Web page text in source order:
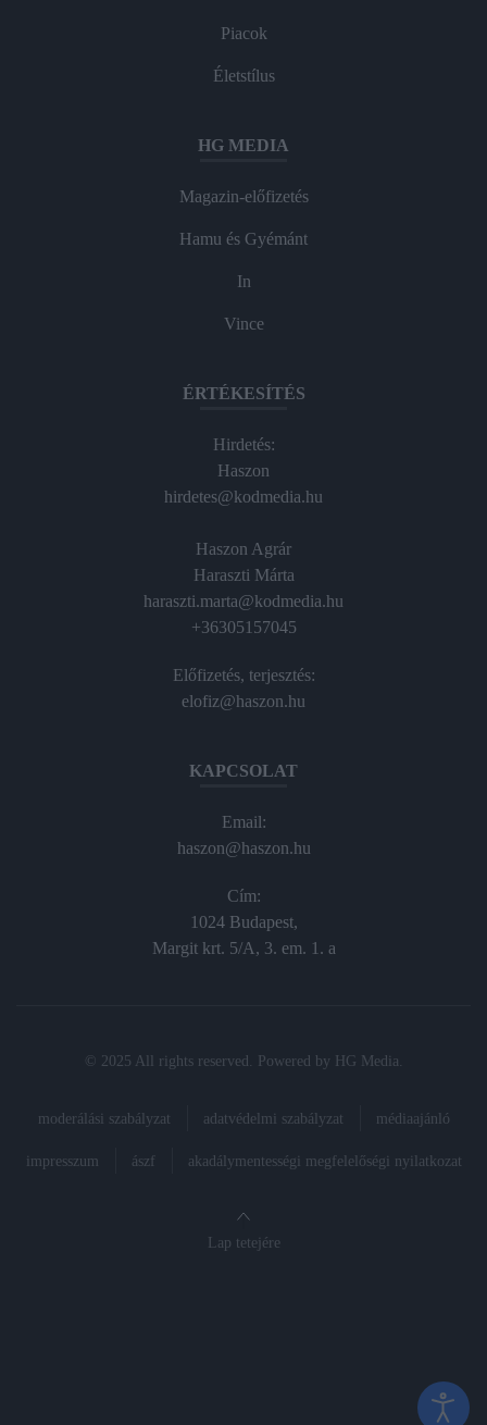
Piacok
Életstílus
HG MEDIA
Magazin-előfizetés
Hamu és Gyémánt
In
Vince
ÉRTÉKESÍTÉS
Hirdetés:
Haszon
hirdetes@kodmedia.hu
Haszon Agrár
Haraszti Márta
haraszti.marta@kodmedia.hu
+36305157045
Előfizetés, terjesztés:
elofiz@haszon.hu
KAPCSOLAT
Email:
haszon@haszon.hu
Cím:
1024 Budapest,
Margit krt. 5/A, 3. em. 1. a
© 2025 All rights reserved. Powered by HG Media
moderálási szabályzat adatvédelmi szabályzat médiaajánló
impresszum ászf akadálymentességi megfelelőségi nyilatkozat
Lap tetejére